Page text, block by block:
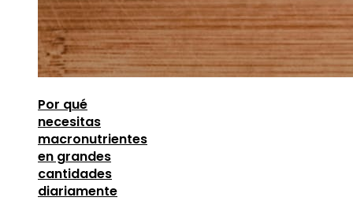
Por qué
necesitas
macronutrientes
en grandes
cantidades
diariamente